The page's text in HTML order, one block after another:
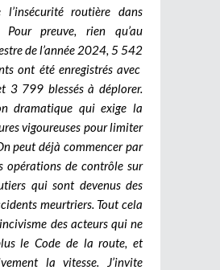
l’insécurité routière dans
Pour preuve, rien qu’au
de l’année 2024, 5 542
ont été enregistrés avec
3 799 blessés à déplorer.
dramatique qui exige la
vigoureuses pour limiter
peut déjà commencer par
opérations de contrôle sur
qui sont devenus des
meurtriers. Tout cela
des acteurs qui ne
le Code de la route, et
la vitesse. J’invite